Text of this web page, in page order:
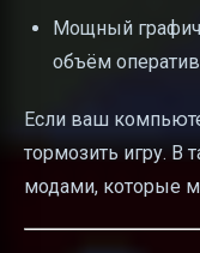
Мощный
объём
Если ваш
тормозить игру. В
модами, которые